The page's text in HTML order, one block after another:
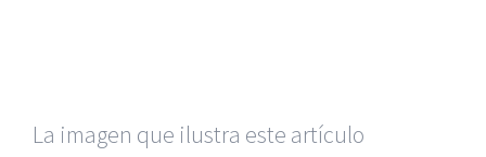
La imagen que ilustra este artículo